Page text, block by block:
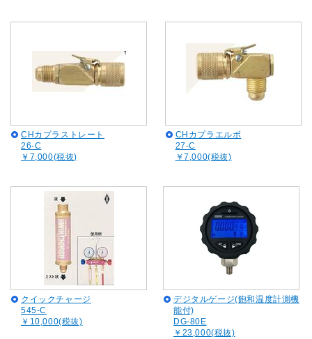
CHカプラストレート
26-C
￥7,000(税抜)
CHカプラエルボ
27-C
￥7,000(税抜)
クイックチャージ
545-C
￥10,000(税抜)
デジタルゲージ(飽和温度計測機
能付)
DG-80E
￥23,000(税抜)